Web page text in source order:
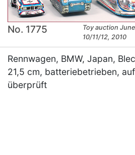
No. 1775
Toy auction June
10/11/12, 2010
Rennwagen, BMW, Japan,
21,5 cm, batteriebetrieben,
überprüft